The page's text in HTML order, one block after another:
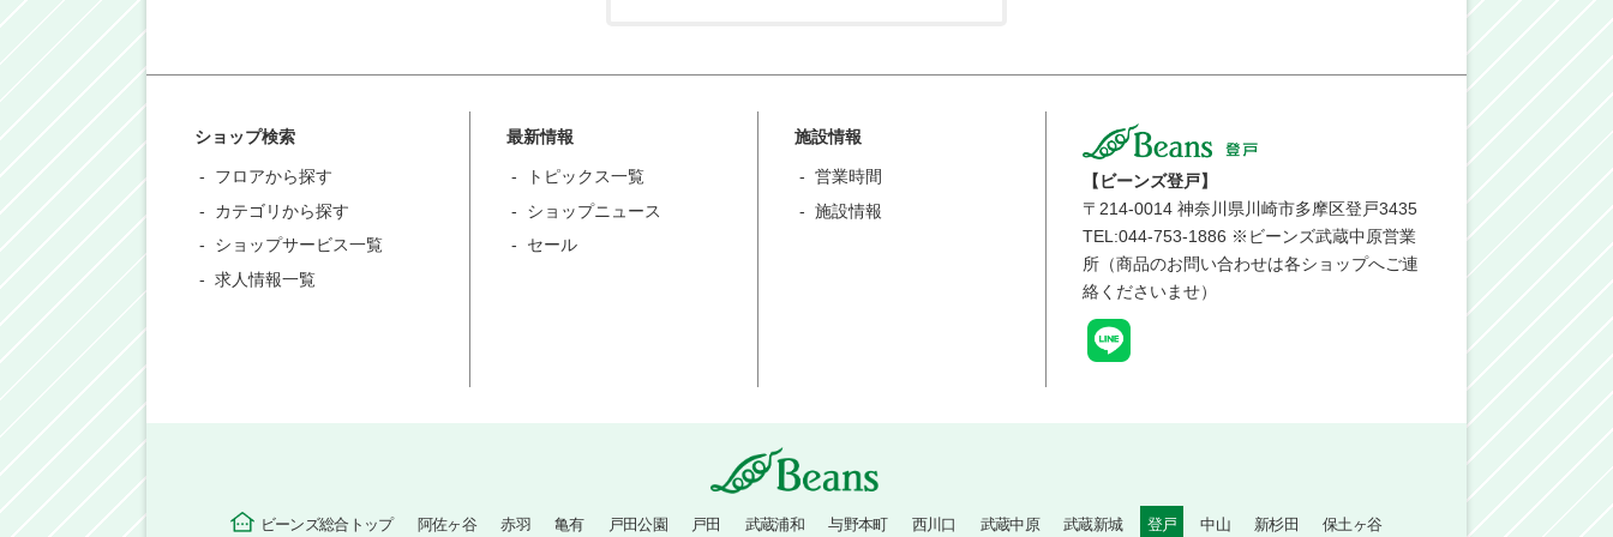
ショップ検索
フロアから探す
カテゴリから探す
ショップサービス一覧
求人情報一覧
最新情報
トピックス一覧
ショップニュース
セール
施設情報
営業時間
施設情報
【ビーンズ登戸】
〒 214-0014 神奈川県川崎市多摩区登戸3435
TEL:044-753-1886 ※ビーンズ武蔵中原営業
所（商品のお問い合わせは各ショップへご連
絡くださいませ）
ビーンズ総合トップ 阿佐ヶ谷 赤羽 亀有 戸田公園 戸田 武蔵浦和 与野本町 西川口 武蔵中原 武蔵新城 登戸 中山 新杉田 保土ヶ谷